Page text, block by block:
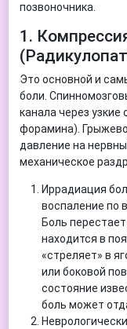
позвоночника.
1.
Это основной и
боли.
канала через
форамина).
давление на
механическое
Иррадиация
воспаление по
Боль
находится в
«стреляет» в
или боковой
состояние
боль может